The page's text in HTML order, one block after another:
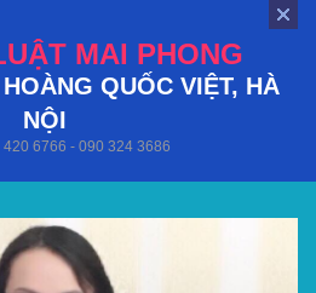
MAI PHONG
QUỐC VIỆT, HÀ
NỘI
420 6766 - 090 324 3686